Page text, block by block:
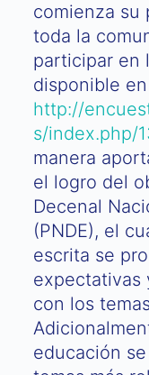
comienza su
toda la
participar en
disponible en
http://
s/index.php/
manera
el logro del
Decenal
(PNDE), el
escrita se
expectativas
con los
educación